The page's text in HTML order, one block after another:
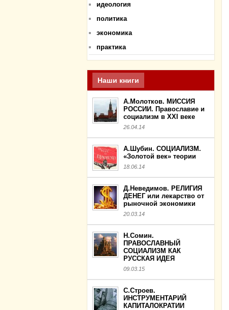
идеология
политика
экономика
практика
Наши книги
А.Молотков. МИССИЯ
РОССИИ. Православие и
социализм в XXI веке
26.04.14
А.Шубин. СОЦИАЛИЗМ.
«Золотой век» теории
18.06.14
Д.Неведимов. РЕЛИГИЯ
ДЕНЕГ или лекарство от
рыночной экономики
20.03.14
Н.Сомин.
ПРАВОСЛАВНЫЙ
СОЦИАЛИЗМ КАК
РУССКАЯ ИДЕЯ
09.03.15
С.Строев.
ИНСТРУМЕНТАРИЙ
КАПИТАЛОКРАТИИ